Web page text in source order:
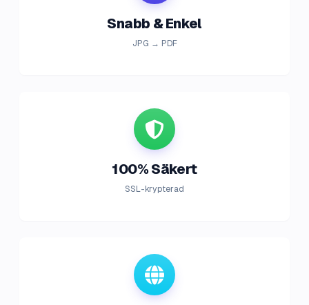
Snabb & Enkel
JPG → PDF
100% Säkert
SSL-krypterad